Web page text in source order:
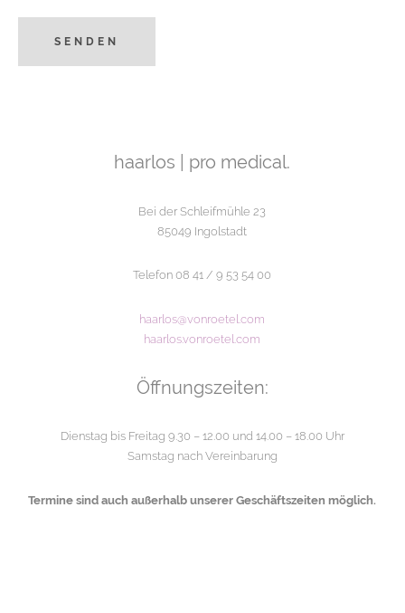
haarlos | pro medical.
Bei der Schleifmühle 23
85049 Ingolstadt
Telefon 08 41 / 9 53 54 00
haarlos@vonroetel.com
haarlos.vonroetel.com
Öffnungszeiten:
Dienstag bis Freitag 9.30 – 12.00 und 14.00 – 18.00 Uhr
Samstag nach Vereinbarung
Termine sind auch außerhalb unserer Geschäftszeiten möglich.